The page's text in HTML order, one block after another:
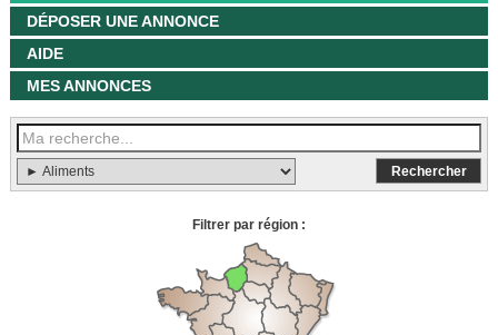
DÉPOSER UNE ANNONCE
AIDE
MES ANNONCES
Filtrer par région :